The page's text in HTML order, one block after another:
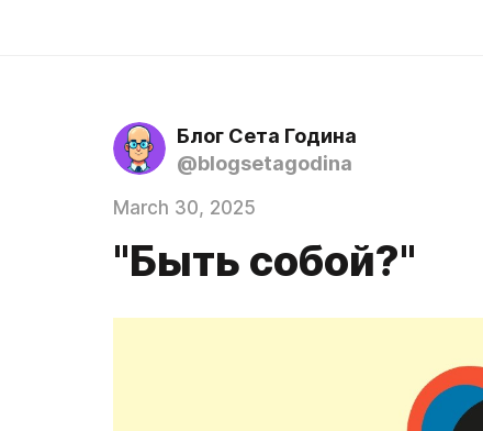
Блог Сета Година
@blogsetagodina
March 30, 2025
"Быть собой?"